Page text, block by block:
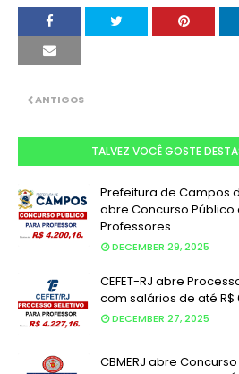
ANTIGOS
TALVEZ VOCÊ GOSTE
Prefeitura de Campos
abre Concurso Público
Professores
DECEMBER 29, 2025
CEFET-RJ abre
com salários de até R$
DECEMBER 27, 2025
CBMERJ abre